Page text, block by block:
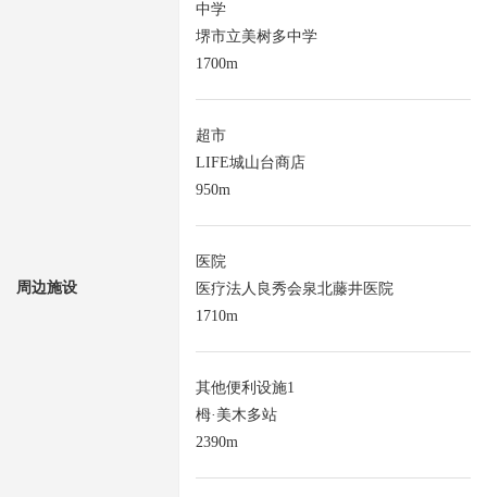
周边施设
中学
堺市立美树多中学
1700m
超市
LIFE城山台商店
950m
医院
医疗法人良秀会泉北藤井医院
1710m
其他便利设施1
栂·美木多站
2390m